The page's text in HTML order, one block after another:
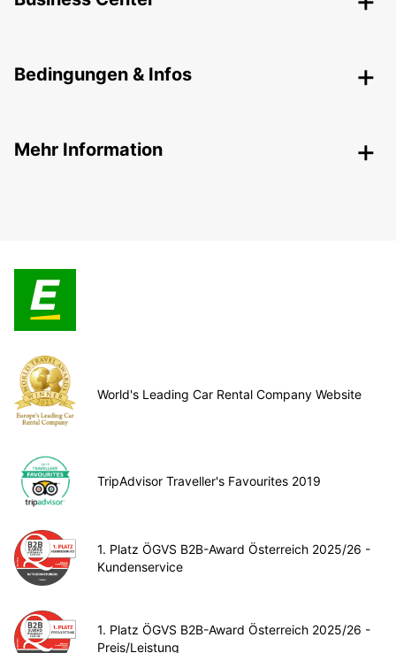
Bedingungen & Infos
Mehr Information
World's Leading Car Rental Company Website
TripAdvisor Traveller's Favourites 2019
1. Platz ÖGVS B2B-Award Österreich 2025/26 -
Kundenservice
1. Platz ÖGVS B2B-Award Österreich 2025/26 -
Preis/Leistung